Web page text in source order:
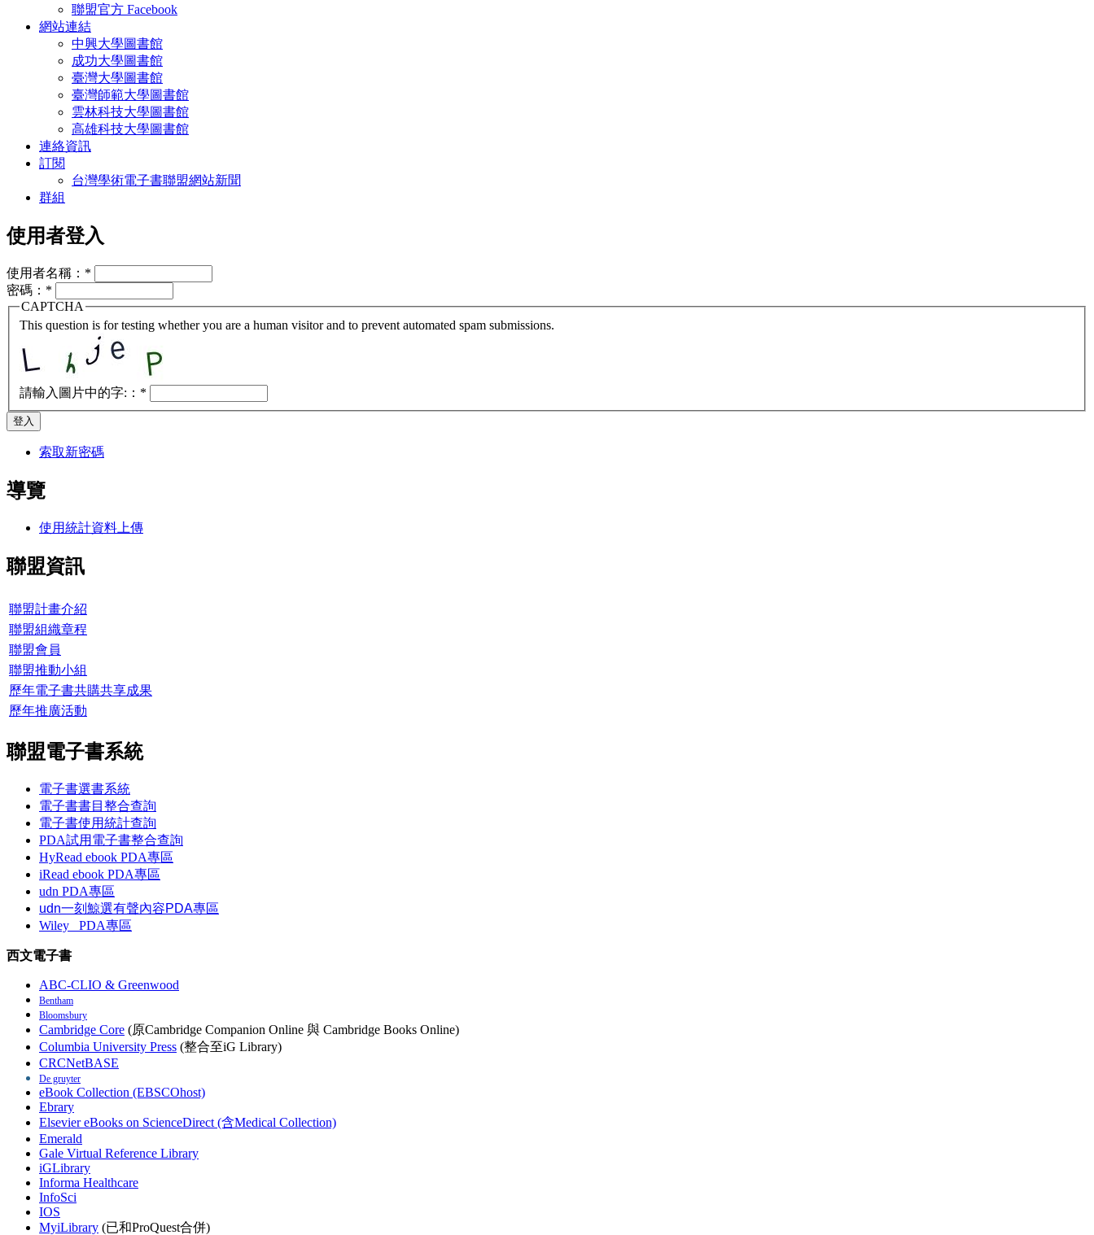
聯盟官方 Facebook
網站連結
中興大學圖書館
成功大學圖書館
臺灣大學圖書館
臺灣師範大學圖書館
雲林科技大學圖書館
高雄科技大學圖書館
連絡資訊
訂閱
台灣學術電子書聯盟網站新聞
群組
使用者登入
使用者名稱： *
密碼： *
CAPTCHA
This question is for testing whether you are a human visitor and to prevent automated spam submissions.
請輸入圖片中的字:： *
索取新密碼
導覽
使用統計資料上傳
聯盟資訊
聯盟計畫介紹
聯盟組織章程
聯盟會員
聯盟推動小組
歷年電子書共購共享成果
歷年推廣活動
聯盟電子書系統
電子書選書系統
電子書書目整合查詢
電子書使用統計查詢
PDA試用電子書整合查詢
HyRead ebook PDA專區
iRead ebook PDA專區
udn PDA專區
udn一刻鯨選有聲內容PDA專區
Wiley
PDA專區
西文電子書
ABC-CLIO & Greenwood
Bentham
Bloomsbury
Cambridge Core (原Cambridge Companion Online 與 Cambridge Books Online)
Columbia University Press (整合至iG Library)
CRCNetBASE
De gruyter
eBook Collection (EBSCOhost)
Ebrary
Elsevier eBooks on ScienceDirect (含Medical Collection)
Emerald
Gale Virtual Reference Library
iGLibrary
Informa Healthcare
InfoSci
IOS
MyiLibrary (已和ProQuest合併)